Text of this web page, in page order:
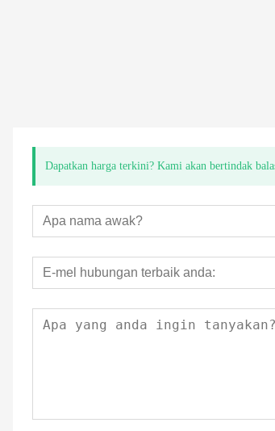
Dapatkan harga terkini? Kami akan bertindak